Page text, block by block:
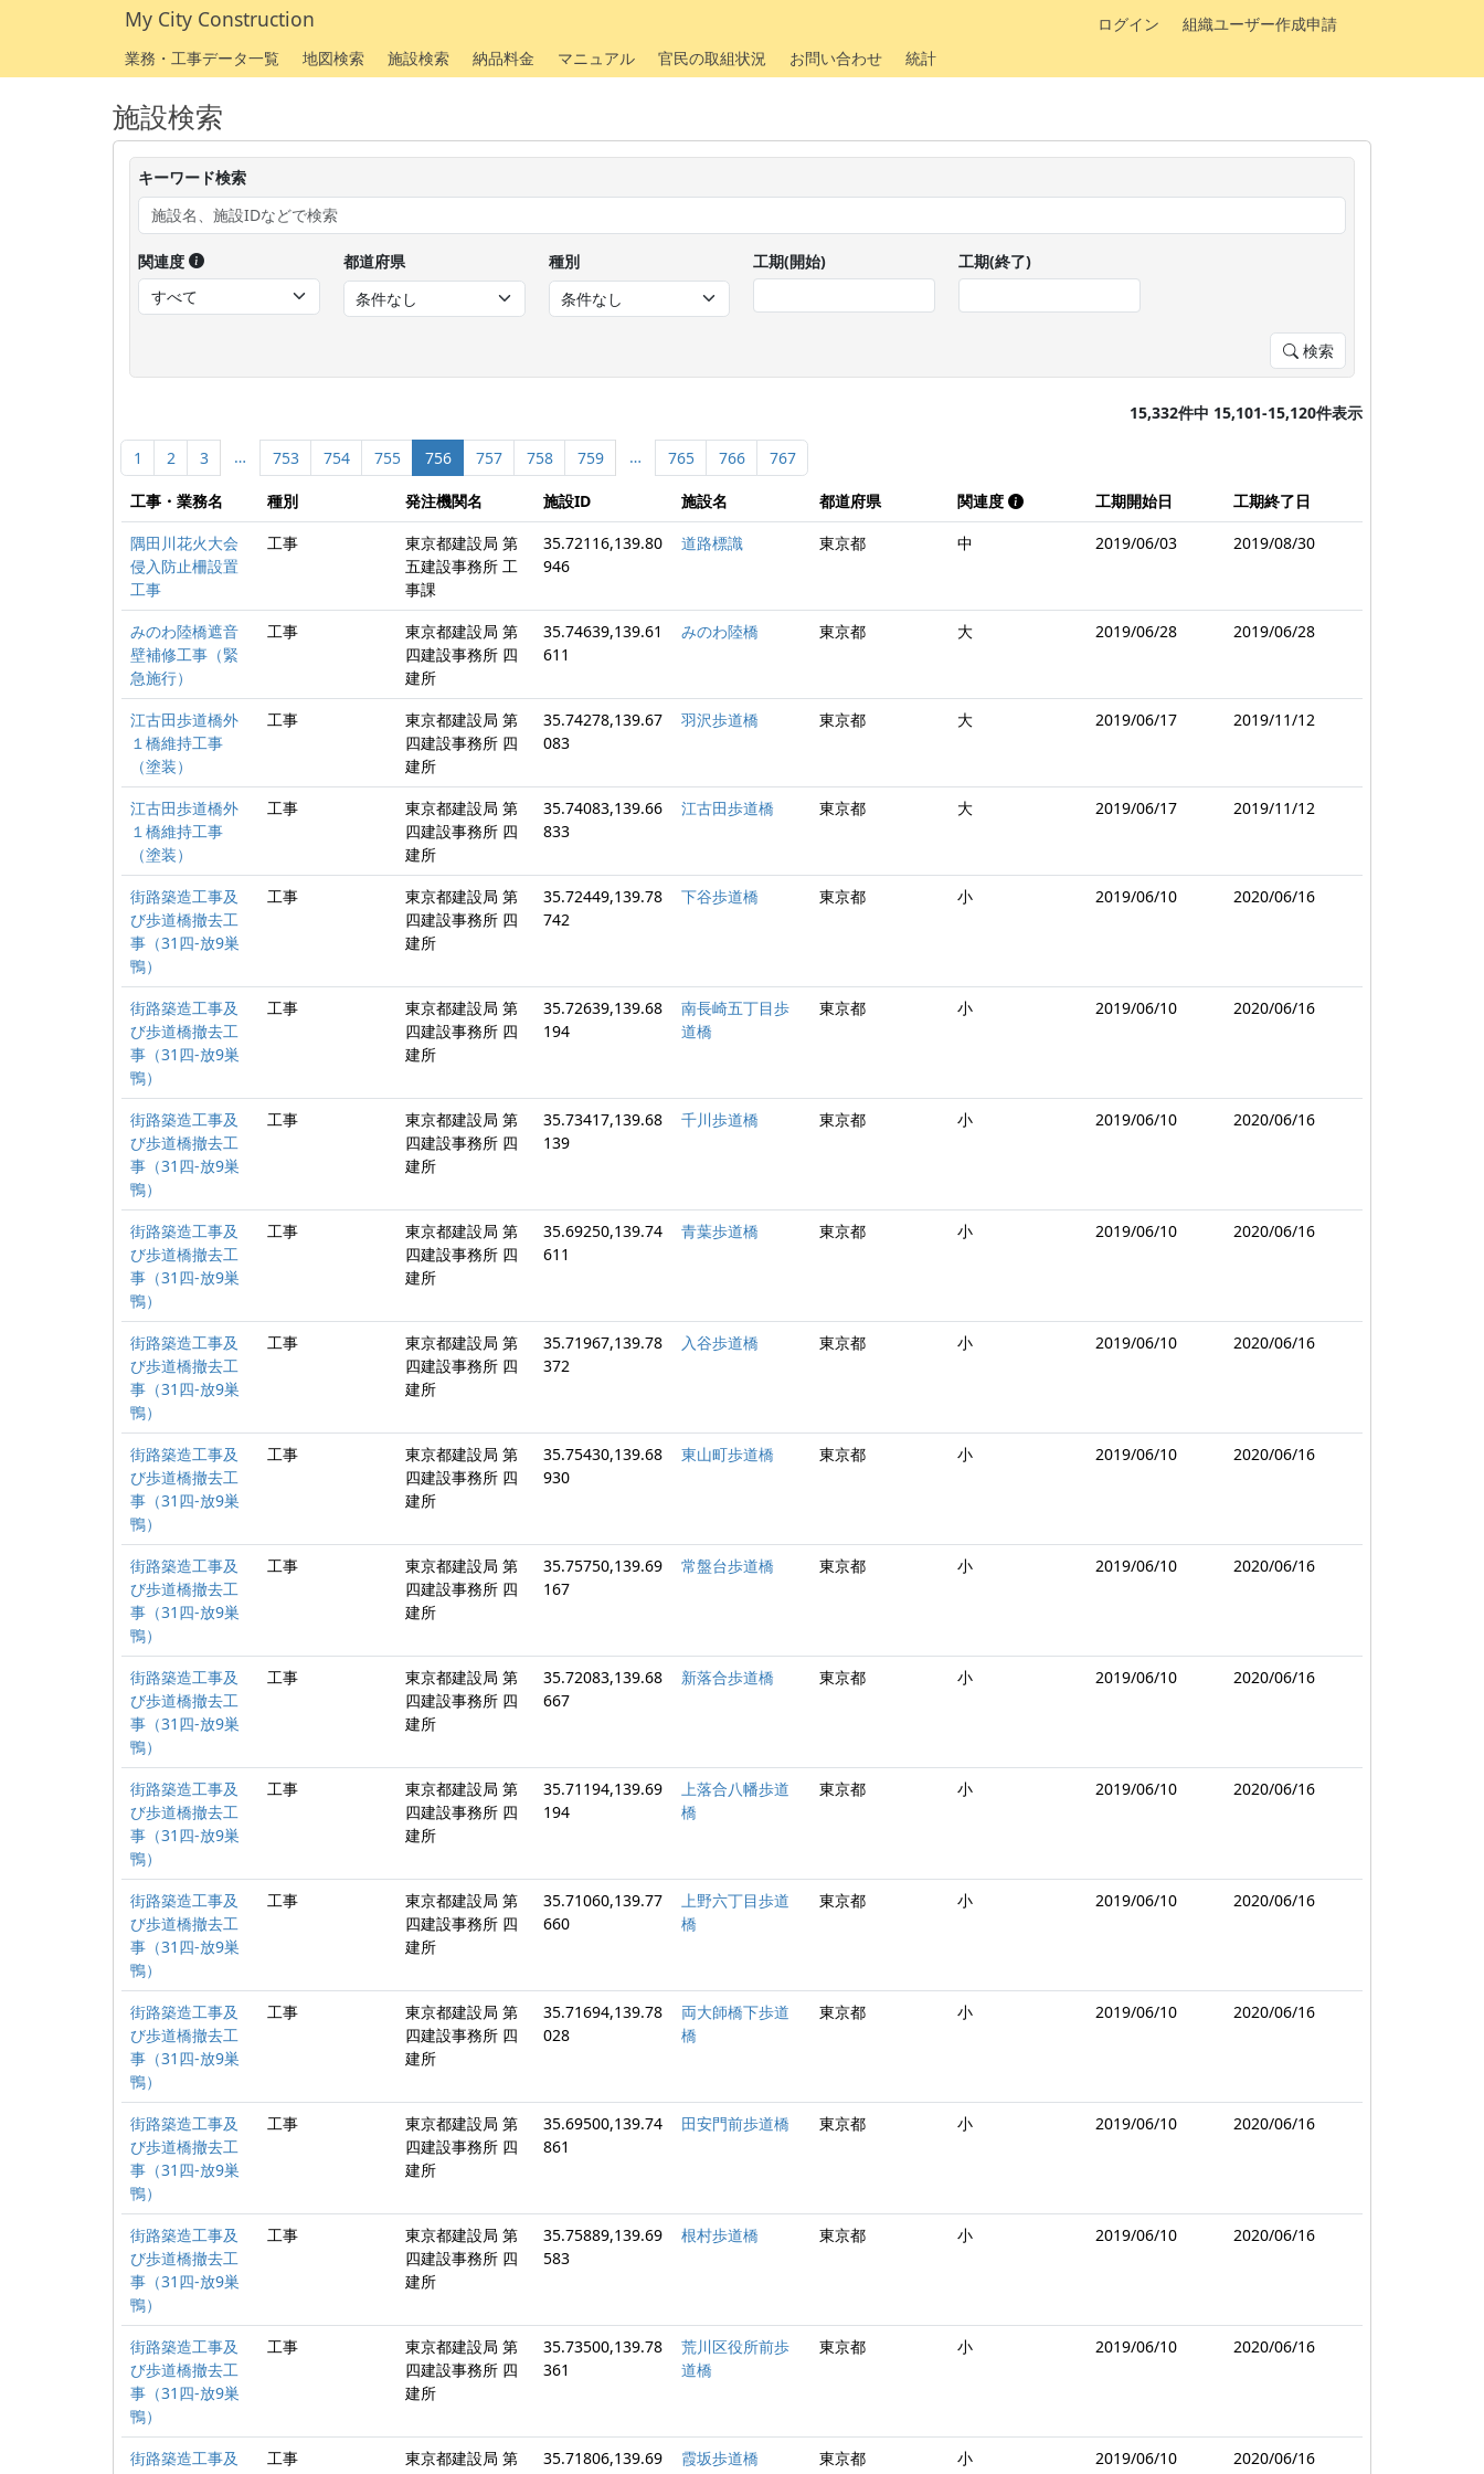
My City Construction ログイン
組織ユーザー作成申請
業務・工事データ一覧
地図検索 施設検索 納品料金 マニュアル 官民の取組状況 お問い合わせ 統計
施設検索
キーワード検索
関連度 都道府県 種別 工期(開始) 工期(終了)
検索
15,332件中 15,101-15,120件表示
1 2 3 … 753 754 755 756 757 758 759 … 765 766 767
工事・業務名 種別 発注機関名 施設ID 施設名 都道府県 関連度 工期開始日
工期終了日
隅田川花火大会
侵入防止柵設置
工事
工事
東京都建設局 第
五建設事務所 工
事課
35.72116,139.80
946
道路標識 東京都 中 2019/06/03 2019/08/30
みのわ陸橋遮音
壁補修工事（緊
急施行）
工事
東京都建設局 第
四建設事務所 四
建所
35.74639,139.61
611
みのわ陸橋 東京都 大 2019/06/28 2019/06/28
江古田歩道橋外
１橋維持工事
（塗装）
工事
東京都建設局 第
四建設事務所 四
建所
35.74278,139.67
083
羽沢歩道橋 東京都 大 2019/06/17 2019/11/12
江古田歩道橋外
１橋維持工事
（塗装）
工事
東京都建設局 第
四建設事務所 四
建所
35.74083,139.66
833
江古田歩道橋 東京都 大 2019/06/17 2019/11/12
街路築造工事及
び歩道橋撤去工
事（31四-放9巣
鴨）
工事
東京都建設局 第
四建設事務所 四
建所
35.72449,139.78
742
下谷歩道橋 東京都 小 2019/06/10 2020/06/16
街路築造工事及
び歩道橋撤去工
事（31四-放9巣
鴨）
工事
東京都建設局 第
四建設事務所 四
建所
35.72639,139.68
194
南長崎五丁目歩
道橋
東京都 小 2019/06/10 2020/06/16
街路築造工事及
び歩道橋撤去工
事（31四-放9巣
鴨）
工事
東京都建設局 第
四建設事務所 四
建所
35.73417,139.68
139
千川歩道橋 東京都 小 2019/06/10 2020/06/16
街路築造工事及
び歩道橋撤去工
事（31四-放9巣
鴨）
工事
東京都建設局 第
四建設事務所 四
建所
35.69250,139.74
611
青葉歩道橋 東京都 小 2019/06/10 2020/06/16
街路築造工事及
び歩道橋撤去工
事（31四-放9巣
鴨）
工事
東京都建設局 第
四建設事務所 四
建所
35.71967,139.78
372
入谷歩道橋 東京都 小 2019/06/10 2020/06/16
街路築造工事及
び歩道橋撤去工
事（31四-放9巣
鴨）
工事
東京都建設局 第
四建設事務所 四
建所
35.75430,139.68
930
東山町歩道橋 東京都 小 2019/06/10 2020/06/16
街路築造工事及
び歩道橋撤去工
事（31四-放9巣
鴨）
工事
東京都建設局 第
四建設事務所 四
建所
35.75750,139.69
167
常盤台歩道橋 東京都 小 2019/06/10 2020/06/16
街路築造工事及
び歩道橋撤去工
事（31四-放9巣
鴨）
工事
東京都建設局 第
四建設事務所 四
建所
35.72083,139.68
667
新落合歩道橋 東京都 小 2019/06/10 2020/06/16
街路築造工事及
び歩道橋撤去工
事（31四-放9巣
鴨）
工事
東京都建設局 第
四建設事務所 四
建所
35.71194,139.69
194
上落合八幡歩道
橋
東京都 小 2019/06/10 2020/06/16
街路築造工事及
び歩道橋撤去工
事（31四-放9巣
鴨）
工事
東京都建設局 第
四建設事務所 四
建所
35.71060,139.77
660
上野六丁目歩道
橋
東京都 小 2019/06/10 2020/06/16
街路築造工事及
び歩道橋撤去工
事（31四-放9巣
鴨）
工事
東京都建設局 第
四建設事務所 四
建所
35.71694,139.78
028
両大師橋下歩道
橋
東京都 小 2019/06/10 2020/06/16
街路築造工事及
び歩道橋撤去工
事（31四-放9巣
鴨）
工事
東京都建設局 第
四建設事務所 四
建所
35.69500,139.74
861
田安門前歩道橋 東京都 小 2019/06/10 2020/06/16
街路築造工事及
び歩道橋撤去工
事（31四-放9巣
鴨）
工事
東京都建設局 第
四建設事務所 四
建所
35.75889,139.69
583
根村歩道橋 東京都 小 2019/06/10 2020/06/16
街路築造工事及
び歩道橋撤去工
事（31四-放9巣
鴨）
工事
東京都建設局 第
四建設事務所 四
建所
35.73500,139.78
361
荒川区役所前歩
道橋
東京都 小 2019/06/10 2020/06/16
街路築造工事及
工事
東京都建設局 第
35.71806,139.69
霞坂歩道橋 東京都 小 2019/06/10 2020/06/16